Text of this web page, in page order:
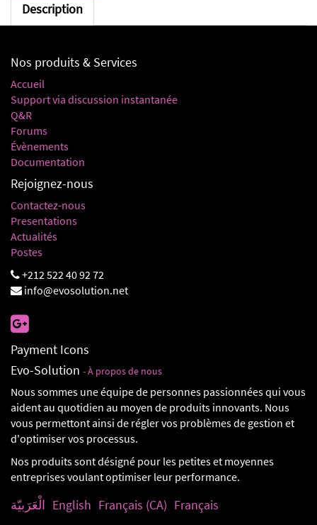
Description
Nos produits & Services
Accueil
Support via discussion instantanée
Q&R
Forums
Évènements
Documentation
Rejoignez-nous
Contactez-nous
Presentations
Actualités
Postes
+212 522 40 92 72
info@evosolution.net
Payment Icons
Evo-Solution -À propos de nous
Nous sommes une équipe de personnes passionnées qui vous
aident au quotidien au moyen de produits innovants. Nous
vous permettont ainsi de régler vos problèmes de gestion et
d'optimiser vos processus.
Nos produits sont désigné pour les petites et moyennes
entreprises voulant optimiser leur performance.
الْعَرَبيّة English Français (CA) Français